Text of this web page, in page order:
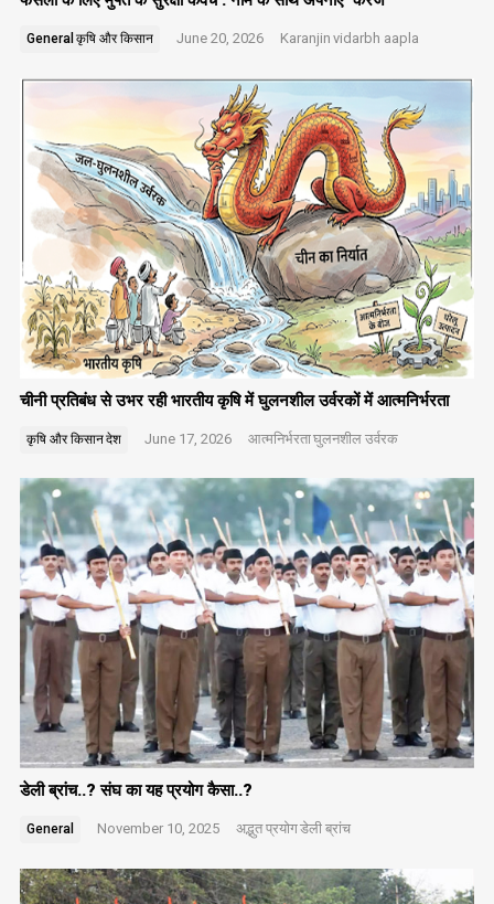
General कृषि और किसान June 20, 2026 Karanjin vidarbh aapla
चीनी प्रतिबंध से उभर रही भारतीय कृषि में घुलनशील उर्वरकों में आत्मनिर्भरता
कृषि और किसानदेश June 17, 2026 आत्मनिर्भरताघुलनशील उर्वरक
डेली ब्रांच..? संघ का यह प्रयोग कैसा..?
General November 10, 2025 अद्भुत प्रयोगडेली ब्रांच